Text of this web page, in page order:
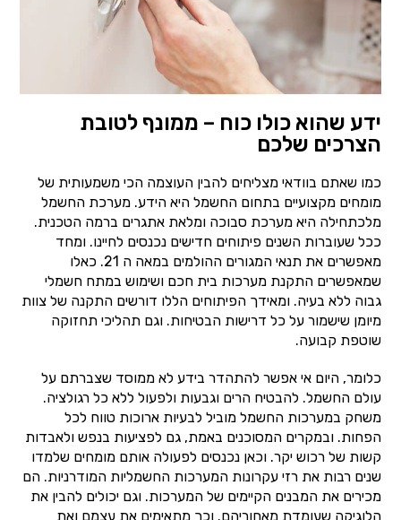
ידע שהוא כולו כוח – ממונף לטובת
הצרכים שלכם
כמו שאתם בוודאי מצליחים להבין העוצמה הכי משמעותית של
מומחים מקצועיים בתחום החשמל היא הידע. מערכת החשמל
מלכתחילה היא מערכת סבוכה ומלאת אתגרים ברמה הטכנית.
ככל שעוברות השנים פיתוחים חדישים נכנסים לחיינו. ומחד
מאפשרים את תנאי המגורים ההולמים במאה ה 21. כאלו
שמאפשרים התקנת מערכות בית חכם ושימוש במתח חשמלי
גבוה ללא בעיה. ומאידך הפיתוחים הללו דורשים התקנה של צוות
מיומן שישמור על כל דרישות הבטיחות. וגם תהליכי תחזוקה
שוטפת קבועה.
כלומר, היום אי אפשר להתהדר בידע לא ממוסד שצברתם על
עולם החשמל. להבטיח הרים וגבעות ולפעול ללא כל רגולציה.
משחק במערכות החשמל מוביל לבעיות ארוכות טווח לכל
הפחות. ובמקרים המסוכנים באמת, גם לפציעות בנפש ולאבדות
קשות של רכוש יקר. וכאן נכנסים לפעולה אותם מומחים שלמדו
שנים רבות את רזי עקרונות המערכות החשמליות המודרניות. הם
מכירים את המבנים הקיימים של המערכות. וגם יכולים להבין את
הלוגיקה שעומדת מאחוריהם. וכך מתאימים את עצמם ואת